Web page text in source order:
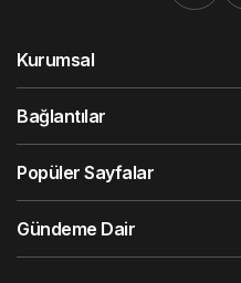
Kurumsal
Bağlantılar
Popüler Sayfalar
Gündeme Dair